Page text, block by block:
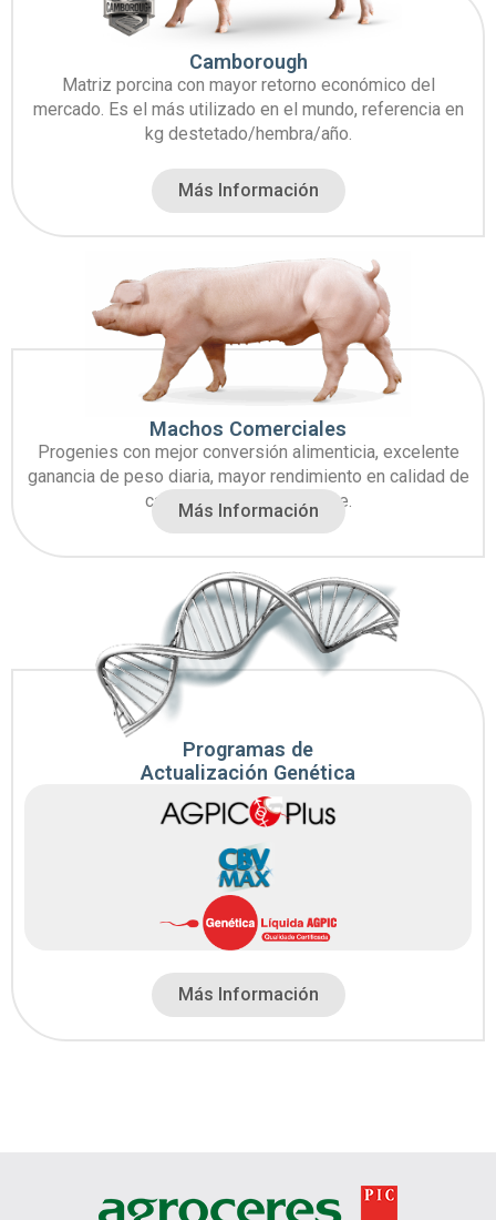
Camborough
Matriz porcina con mayor retorno económico del
mercado. Es el más utilizado en el mundo, referencia en
kg destetado/hembra/año.
Más Información
Machos Comerciales
Progenies con mejor conversión alimenticia, excelente
ganancia de peso diaria, mayor rendimiento en calidad de
carcasa y calidad de carne.
Más Información
Programas de
Actualización Genética
Más Información